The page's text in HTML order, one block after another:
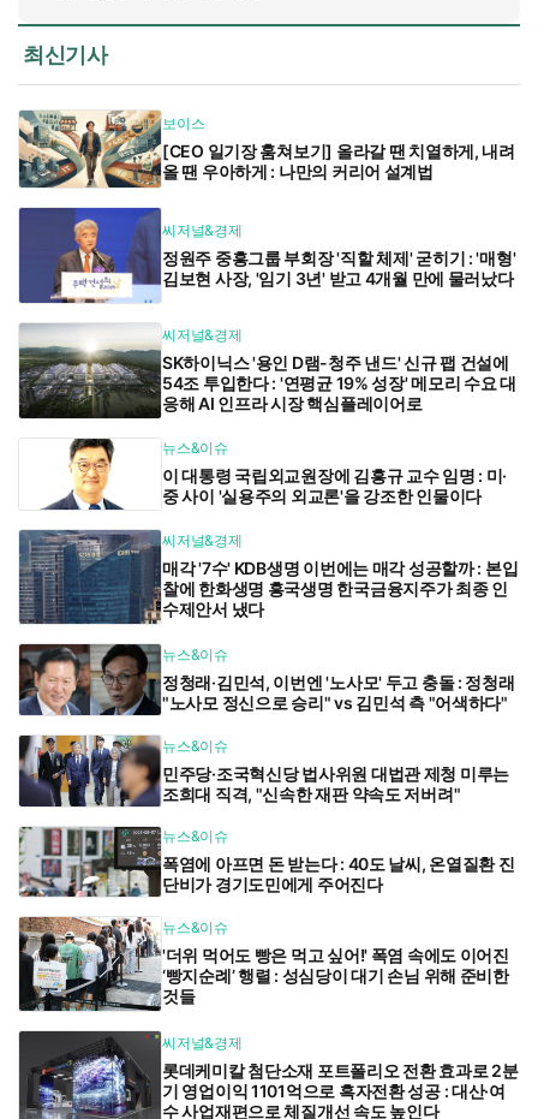
최신기사
보이스
[CEO 일기장 훔쳐보기] 올라갈 땐 치열하게, 내려
올 땐 우아하게 : 나만의 커리어 설계법
씨저널&경제
정원주 중흥그룹 부회장 '직할 체제' 굳히기 : '매형'
김보현 사장, '임기 3년' 받고 4개월 만에 물러났다
씨저널&경제
SK하이닉스 '용인 D램-청주 낸드' 신규 팹 건설에
54조 투입한다 : '연평균 19% 성장' 메모리 수요 대
응해 AI 인프라 시장 핵심플레이어로
뉴스&이슈
이 대통령 국립외교원장에 김흥규 교수 임명 : 미·
중 사이 '실용주의 외교론'을 강조한 인물이다
씨저널&경제
매각 '7수' KDB생명 이번에는 매각 성공할까 : 본입
찰에 한화생명 흥국생명 한국금융지주가 최종 인
수제안서 냈다
뉴스&이슈
정청래·김민석, 이번엔 '노사모' 두고 충돌 : 정청래
"노사모 정신으로 승리" vs 김민석 측 "어색하다"
뉴스&이슈
민주당·조국혁신당 법사위원 대법관 제청 미루는
조희대 직격, "신속한 재판 약속도 저버려"
뉴스&이슈
폭염에 아프면 돈 받는다 : 40도 날씨, 온열질환 진
단비가 경기도민에게 주어진다
뉴스&이슈
'더위 먹어도 빵은 먹고 싶어!' 폭염 속에도 이어진
‘빵지순례’ 행렬 : 성심당이 대기 손님 위해 준비한
것들
씨저널&경제
롯데케미칼 첨단소재 포트폴리오 전환 효과로 2분
기 영업이익 1101억으로 흑자전환 성공 : 대산·여
수 사업재편으로 체질개선 속도 높인다